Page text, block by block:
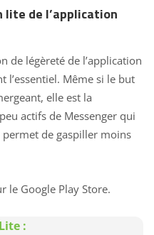
lite de l’application
de légèreté de l’application
l’essentiel. Même si le but
elle est la
actifs de Messenger qui
permet de gaspiller moins
le Google Play Store.
: